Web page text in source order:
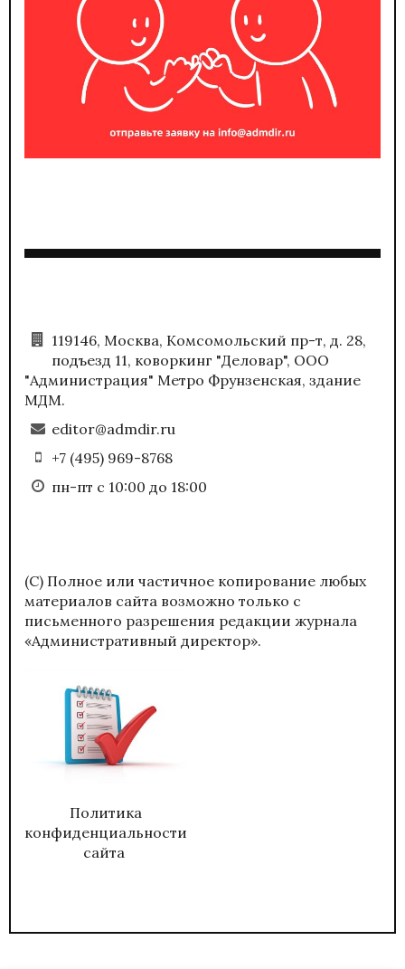
119146, Москва, Комсомольский пр-т, д. 28,
подъезд 11, коворкинг "Деловар", ООО
"Администрация" Метро Фрунзенская, здание
МДМ.
editor@admdir.ru
+7 (495) 969-8768
пн-пт с 10:00 до 18:00
(С) Полное или частичное копирование любых
материалов сайта возможно только с
письменного разрешения редакции журнала
«Административный директор».
Политика
конфиденциальности
сайта